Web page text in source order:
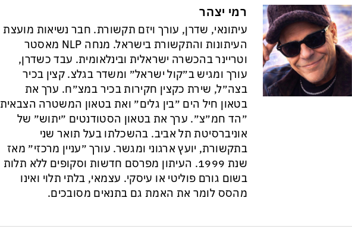
רמי יצהר
עיתונאי, שדרן, עורך ויזם תקשורת. חבר נשיאות מועצת
העיתונות והתקשורת בישראל. מנחה NLP מאסטר
וטריינר בהכשרה ישראלית ובינלאומית. עבד כשדרן,
עורך ומגיש ב״קול ישראל״ ומשדר בגלצ. קצין בכיר
בצה״ל, שירת כקצין חקירות בכיר במצ״ח. ערך את
בטאון חיל הים ״בין גלים״ ואת בטאון המשטרה הצבאית
״הד חמ״צ״. ערך את בטאון הסטודנטים ״יתוש״ של
אוניברסיטת תל אביב. בהשכלתו בעל תואר שני
בתקשורת, יועץ ארגוני ומגשר. עורך ״עניין מרכזי״ מאז
שנת 1999. העיתון מפרסם חדשות וסקופים ללא תלות
בשום גורם פוליטי או עיסקי. עצמאי, בלתי תלוי ואינו
מהסס לומר את האמת גם בתנאים מסובכים.